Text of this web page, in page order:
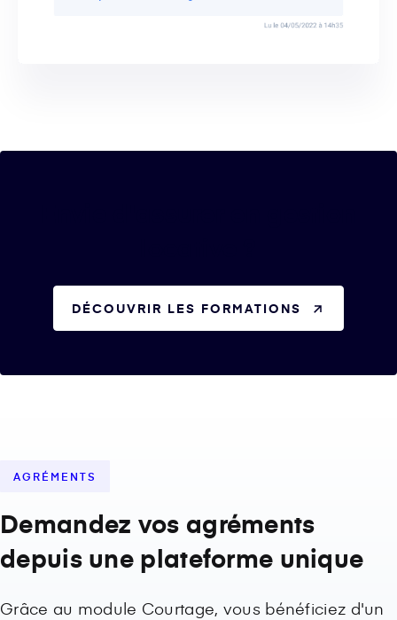
DÉCOUVRIR LES FORMATIONS
AGRÉMENTS
Demandez vos agréments
depuis une plateforme unique
Grâce au module Courtage, vous bénéficiez d'un